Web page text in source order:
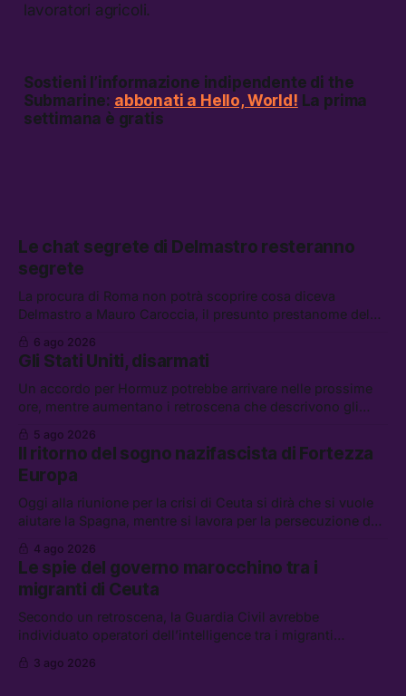
lavoratori agricoli.
Sostieni l’informazione indipendente di the
Submarine: abbonati a Hello, World! La prima
settimana è gratis
Le chat segrete di Delmastro resteranno
segrete
La procura di Roma non potrà scoprire cosa diceva
Delmastro a Mauro Caroccia, il presunto prestanome del
attacchi in Libano, il governo chiederà 36 miliardi di
flessibilità in armi e energia, e Grokipedia è già stata
abbandonata
6 ago 2026
Gli Stati Uniti, disarmati
Un accordo per Hormuz potrebbe arrivare nelle prossime
ore, mentre aumentano i retroscena che descrivono gli
chi aspetta i dispersi di Ceuta, il boom dei carburanti
diluiti, e quanti attivisti anti data center sono stati arrestati
5 ago 2026
Il ritorno del sogno nazifascista di Fortezza
Europa
Oggi alla riunione per la crisi di Ceuta si dirà che si vuole
aiutare la Spagna, mentre si lavora per la persecuzione dei
spontanei a Gaza, un giovane di 19 anni è morto sotto il
sole per raccogliere pomodori, e cosa dice l’AI Act europeo
4 ago 2026
Le spie del governo marocchino tra i
migranti di Ceuta
Secondo un retroscena, la Guardia Civil avrebbe
individuato operatori dell’intelligence tra i migranti
hanno ucciso 19 persone a Gaza; le tensioni nel campo
3 ago 2026